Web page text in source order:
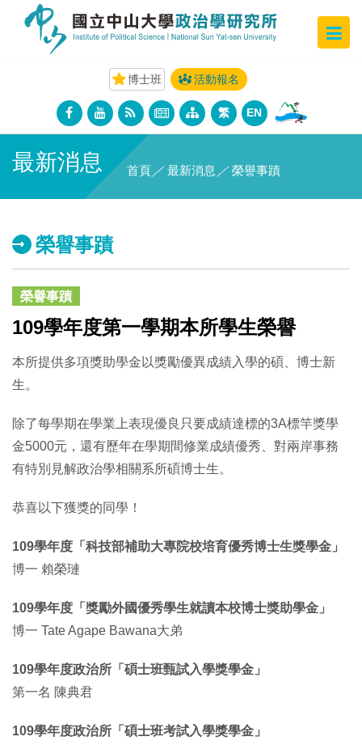
博士班 活動報名
繁 EN
最新消息 首頁 ／ 最新消息 ／ 榮譽事蹟
榮譽事蹟
榮譽事蹟
109學年度第一學期本所學生榮譽
本所提供多項獎助學金以獎勵優異成績入學的碩、博士新
生。
除了每學期在學業上表現優良只要成績達標的3A標竿獎學
金5000元，還有歷年在學期間修業成績優秀、對兩岸事務
有特別見解政治學相關系所碩博士生。
恭喜以下獲獎的同學！
109學年度「科技部補助大專院校培育優秀博士生獎學金」
博一 賴榮璉
109學年度「獎勵外國優秀學生就讀本校博士獎助學金」
博一 Tate Agape Bawana大弟
109學年度政治所「碩士班甄試入學獎學金」
第一名 陳典君
109學年度政治所「碩士班考試入學獎學金」